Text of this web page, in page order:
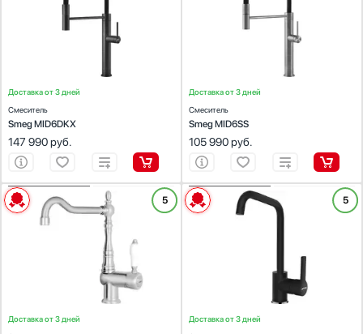
Найдено товаров
Доставка от 3 дней
Смеситель
Smeg MID6DKX
147 990руб.
Доставка от 3 дней
Смеситель
Smeg MID6SS
105 990руб.
ХАРАКТЕРИСТИКИ
Цвет:
5
Доставка от 3 дней
ХАРАКТЕРИСТИКИ
Цвет:
5
Доставка от 3 дней